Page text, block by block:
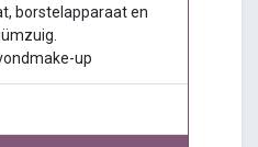
borstelapparaat en
up